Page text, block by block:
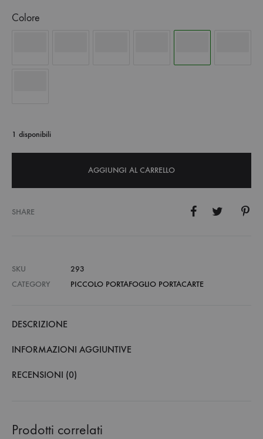
Colore
1 disponibili
AGGIUNGI AL CARRELLO
SHARE
SKU
293
CATEGORY
PICCOLO PORTAFOGLIO PORTACARTE
DESCRIZIONE
INFORMAZIONI AGGIUNTIVE
RECENSIONI (0)
Prodotti correlati